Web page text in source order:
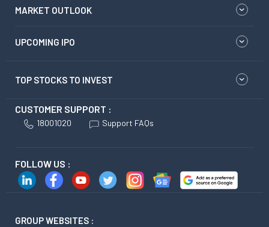
MARKET OUTLOOK
UPCOMING IPO
TOP STOCKS TO INVEST
CUSTOMER SUPPORT :
18001020 Support FAQs
FOLLOW US :
GROUP WEBSITES :